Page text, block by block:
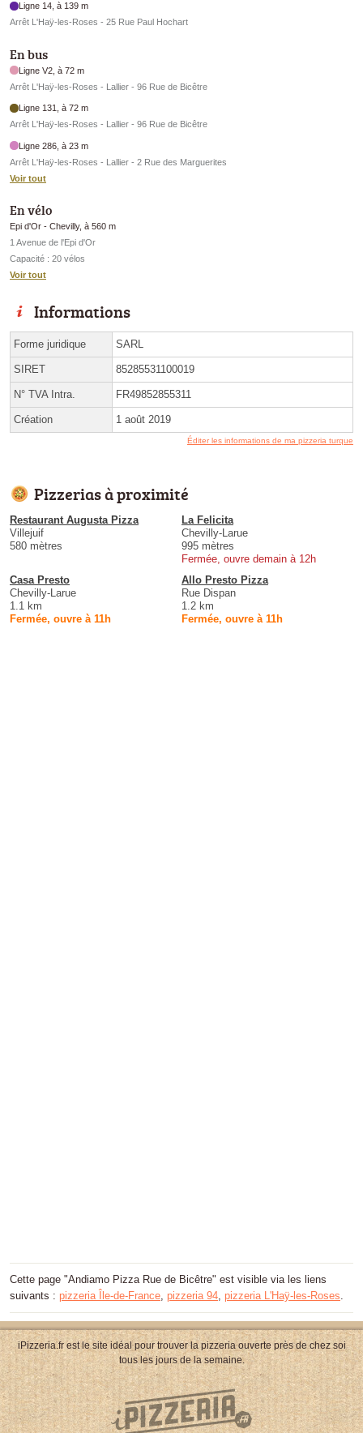
Ligne 14, à 139 m
Arrêt L'Haÿ-les-Roses - 25 Rue Paul Hochart
En bus
Ligne V2, à 72 m
Arrêt L'Haÿ-les-Roses - Lallier - 96 Rue de Bicêtre
Ligne 131, à 72 m
Arrêt L'Haÿ-les-Roses - Lallier - 96 Rue de Bicêtre
Ligne 286, à 23 m
Arrêt L'Haÿ-les-Roses - Lallier - 2 Rue des Marguerites
Voir tout
En vélo
Epi d'Or - Chevilly, à 560 m
1 Avenue de l'Epi d'Or
Capacité : 20 vélos
Voir tout
Informations
Forme juridique SARL
SIRET 85285531100019
N° TVA Intra. FR49852855311
Création 1 août 2019
Éditer les informations de ma pizzeria turque
Pizzerias à proximité
Restaurant Augusta Pizza
Villejuif
580 mètres
La Felicita
Chevilly-Larue
995 mètres
Fermée, ouvre demain à 12h
Casa Presto
Chevilly-Larue
1.1 km
Fermée, ouvre à 11h
Allo Presto Pizza
Rue Dispan
1.2 km
Fermée, ouvre à 11h
Cette page "Andiamo Pizza Rue de Bicêtre" est visible via les liens
suivants : pizzeria Île-de-France, pizzeria 94, pizzeria L'Haÿ-les-Roses.
iPizzeria.fr est le site idéal pour trouver la pizzeria ouverte près de chez soi
tous les jours de la semaine.